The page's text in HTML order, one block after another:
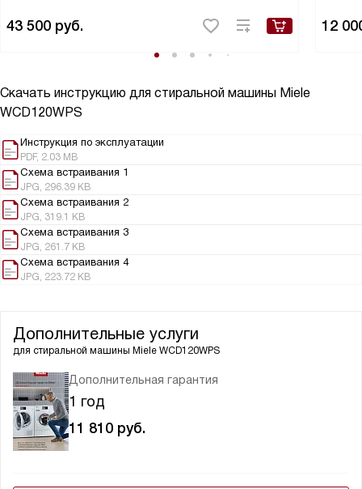
43 500 руб. 12
Скачать инструкцию для стиральной машины Miele
WCD120WPS
Инструкция по эксплуатации
PDF, 2.03 MB
Схема встраивания 1
JPG, 296.39 KB
Схема встраивания 2
JPG, 319.1 KB
Схема встраивания 3
JPG, 261.7 KB
Схема встраивания 4
JPG, 223.72 KB
Дополнительные услуги
для стиральной машины Miele WCD120WPS
Дополнительная гарантия
1 год
11 810 руб.